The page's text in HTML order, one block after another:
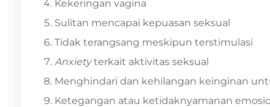
Kekeringan vagina
Sulitan mencapai kepuasan seksual
Tidak terangsang meskipun terstimulasi
Anxietyterkait aktivitas seksual
Menghindari dan kehilangan keinginan
Ketegangan atau ketidaknyamanan